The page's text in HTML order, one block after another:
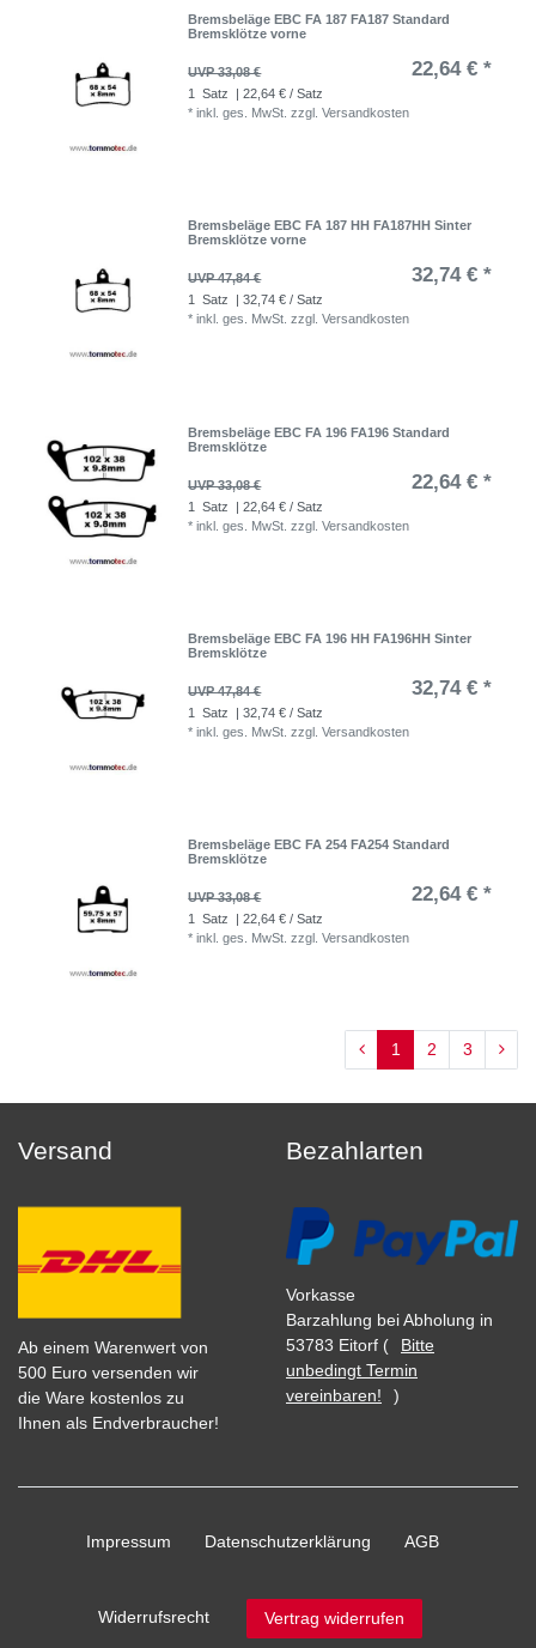
Bremsbeläge EBC FA 187 FA187 Standard
Bremsklötze vorne
UVP 33,08 € 22,64 € *
1 Satz
| 22,64 € / Satz
*inkl. ges. MwSt. zzgl.Versandkosten
Bremsbeläge EBC FA 187 HH FA187HH Sinter
Bremsklötze vorne
UVP 47,84 € 32,74 € *
1 Satz
| 32,74 € / Satz
*inkl. ges. MwSt. zzgl.Versandkosten
Bremsbeläge EBC FA 196 FA196 Standard
Bremsklötze
UVP 33,08 € 22,64 € *
1 Satz
| 22,64 € / Satz
*inkl. ges. MwSt. zzgl.Versandkosten
Bremsbeläge EBC FA 196 HH FA196HH Sinter
Bremsklötze
UVP 47,84 € 32,74 € *
1 Satz
| 32,74 € / Satz
*inkl. ges. MwSt. zzgl.Versandkosten
Bremsbeläge EBC FA 254 FA254 Standard
Bremsklötze
UVP 33,08 € 22,64 € *
1 Satz
| 22,64 € / Satz
*inkl. ges. MwSt. zzgl.Versandkosten
1 2 3
Versand
Ab einem Warenwert von
500 Euro versenden wir
die Ware kostenlos zu
Ihnen als Endverbraucher!
Bezahlarten
Vorkasse
Barzahlung bei Abholung in
53783 Eitorf (
Bitte
unbedingt Termin
vereinbaren!
)
Impressum Daten­schutz­erklärung AGB
Widerrufs­recht Vertrag widerrufen